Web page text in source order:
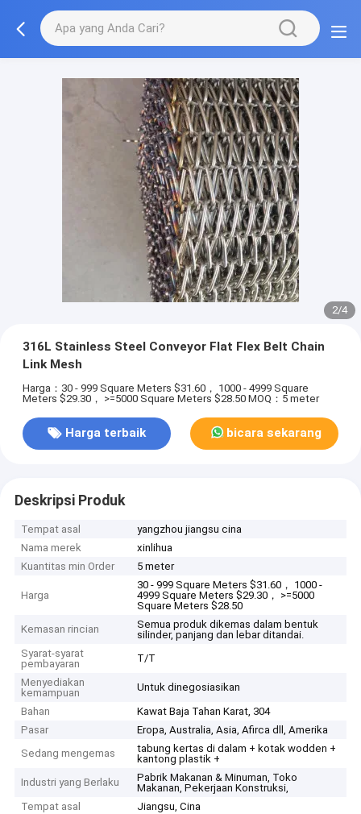
2/4
316L Stainless Steel Conveyor Flat Flex Belt Chain
Link Mesh
Harga：30 - 999 Square Meters $31.60， 1000 - 4999 Square
Meters $29.30， >=5000 Square Meters $28.50 MOQ：5 meter
Harga terbaik bicara sekarang
Deskripsi Produk
Tempat asal
yangzhou jiangsu cina
Nama merek
xinlihua
Kuantitas min Order
5 meter
Harga
30 - 999 Square Meters $31.60， 1000 -
4999 Square Meters $29.30， >=5000
Square Meters $28.50
Kemasan rincian
Semua produk dikemas dalam bentuk
silinder, panjang dan lebar ditandai.
Syarat-syarat
pembayaran
T/T
Menyediakan
kemampuan
Untuk dinegosiasikan
Bahan
Kawat Baja Tahan Karat, 304
Pasar
Eropa, Australia, Asia, Afirca dll, Amerika
Sedang mengemas
tabung kertas di dalam + kotak wodden +
kantong plastik +
Industri yang Berlaku
Pabrik Makanan & Minuman, Toko
Makanan, Pekerjaan Konstruksi,
Tempat asal
Jiangsu, Cina